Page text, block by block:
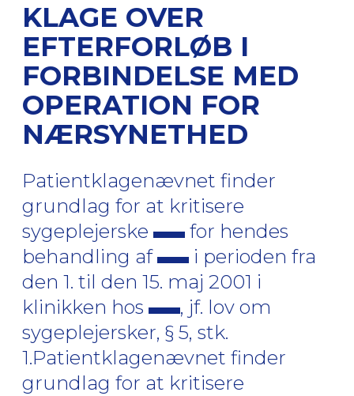
KLAGE OVER
EFTERFORLØB I
FORBINDELSE MED
OPERATION FOR
NÆRSYNETHED
Patientklagenævnet finder
grundlag for at kritisere
sygeplejerske
for hendes
behandling af
i perioden fra
den 1. til den 15. maj 2001 i
klinikken hos
, jf. lov om
sygeplejersker, § 5, stk.
1.Patientklagenævnet finder
grundlag for at kritisere